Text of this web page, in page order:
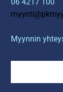
Myynnin